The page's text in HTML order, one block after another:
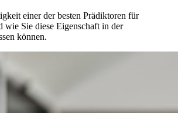
einer der besten Prädiktoren für
wie Sie diese Eigenschaft in der
können.